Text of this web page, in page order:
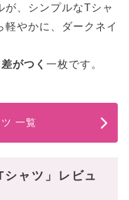
が、シンプルなTシャ
軽やかに、ダークネイ
がつく 一枚です。
一覧
ャツ」レビュ